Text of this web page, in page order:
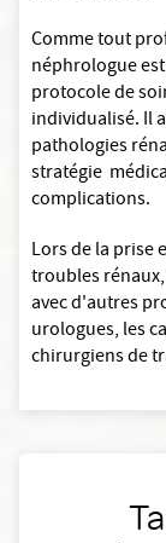
Comme tout
néphrologue
protocole de
individualisé. Il
pathologies
stratégie
complications.
Lors de la prise
troubles
avec d'autres
urologues, les
chirurgiens de